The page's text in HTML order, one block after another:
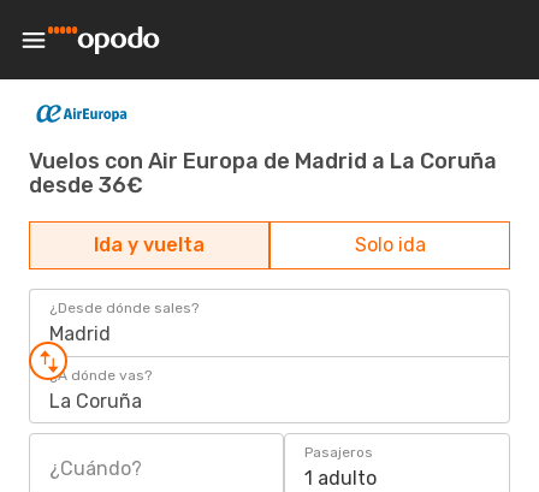
Vuelos con Air Europa de Madrid a La Coruña
desde 36€
Ida y vuelta Solo ida
¿Desde dónde sales?
Madrid
¿A dónde vas?
La Coruña
¿Cuándo?
Pasajeros
1 adulto